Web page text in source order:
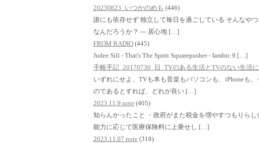
20230823_いつかのめも (446)
誰にも依存せず 独立して毎日を過ごしている そんなや
なんだろうか？ --- 居心地 […]
FROM RADIO (445)
Judee Sill - That's The Spirit Squarepusher - Iambic 9 […]
手帳手記_20170730_日_TVのある生活とTVのない生活
いずれにせよ、TVも本も音楽もパソコンも、iPhoneも
のであるとすれば、どれが良い […]
2023.11.9 note (405)
知らんかったこと ・政府がまた税金を増やすつもりら
能力に応じて医療保険料に上乗せし […]
2023.11.07 note (318)